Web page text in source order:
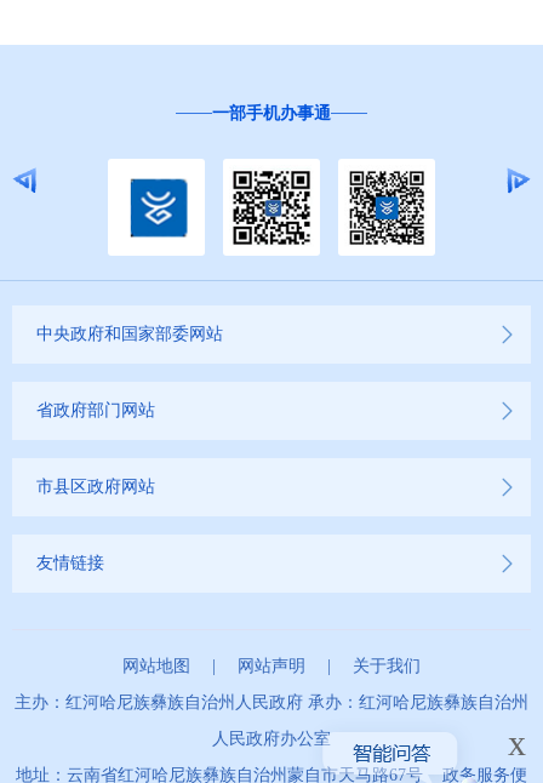
一部手机办事通
中央政府和国家部委网站
省政府部门网站
市县区政府网站
友情链接
网站地图 网站声明
关于我们
主办：红河哈尼族彝族自治州人民政府 承办：红河哈尼族彝族自治州
人民政府办公室
地址：云南省红河哈尼族彝族自治州蒙自市天马路67号 政务服务便
x